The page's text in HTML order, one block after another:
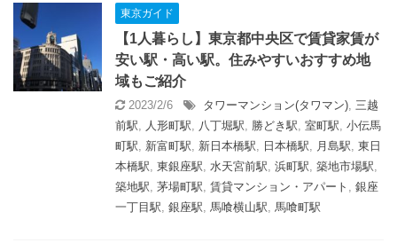
東京ガイド
【1人暮らし】東京都中央区で賃貸家賃が
安い駅・高い駅。住みやすいおすすめ地
域もご紹介
2023/2/6 タワーマンション(タワマン), 三越
前駅, 人形町駅, 八丁堀駅, 勝どき駅, 室町駅, 小伝馬
町駅, 新富町駅, 新日本橋駅, 日本橋駅, 月島駅, 東日
本橋駅, 東銀座駅, 水天宮前駅, 浜町駅, 築地市場駅,
築地駅, 茅場町駅, 賃貸マンション・アパート , 銀座
一丁目駅, 銀座駅, 馬喰横山駅, 馬喰町駅